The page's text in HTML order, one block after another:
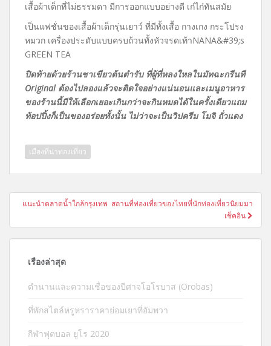
เสื้อผ้าเด็กที่ไม่ธรรมดา มีการออกแบบอย่างดี เก๋ไก๋ทันสมัย
เป็นแฟชั่นของเสื้อผ้าเด็กรุ่นเยาว์ ที่มีทั้งเสื้อ กางเกง กระโปรง
หมวก เครื่องประดับแบบครบถ้วนทั้งหัวจรดเท้าNANA&#39;s
GREEN TEA
ปิดท้ายด้วยร้านชาเขียวต้นตำรับ ที่ผู้ที่หลงใหลในมัทฉะกรีนที
Original ต้องไปลองแล้วจะติดใจอย่างแน่นอนและเมนูอาหาร
ของร้านนี้มีให้เลือกเยอะเกินกว่าจะกินหมดได้ในครั้งเดียวแถม
ท้อปปิ้งก็เป็นของอร่อยทั้งนั้น ไม่ว่าจะเป็นวิปครีม โมจิ ถั่วแดง
เมืองที่น่าท่องเที่ยว
แนะแนว
แนะนำตลาดน้ำใกล้กรุงเทพ สถานที่ท่องเที่ยวของไทยที่นักท่องเที่ยวนิยมมา
เช็คอิน
เรื่องล่าสุด
ตำนานและความเชื่อของปีศาจโอโรบาส (Orobas)
ที่พักสไตล์หรูหราราคาย่อมเยาที่อัมพวา
กีฬาฟุตบอล ยูโร 2020